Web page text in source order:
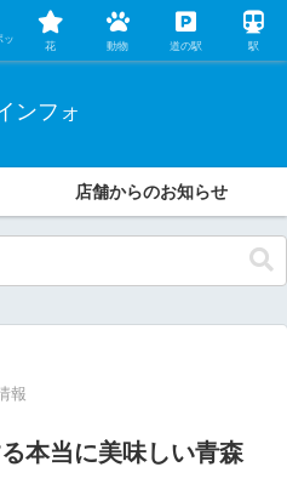
ではの観光・グルメ情報などオススメす
そり伝えます。
ンフォ
店舗からのお知らせ
報
本当に美味しい青森
ッ
花 動物 道の駅 駅